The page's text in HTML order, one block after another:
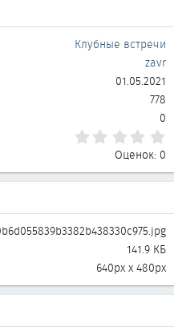
Клубные встречи
zavr
01.05.2021
778
0
Оценок: 0
141.9 КБ
640px x 480px